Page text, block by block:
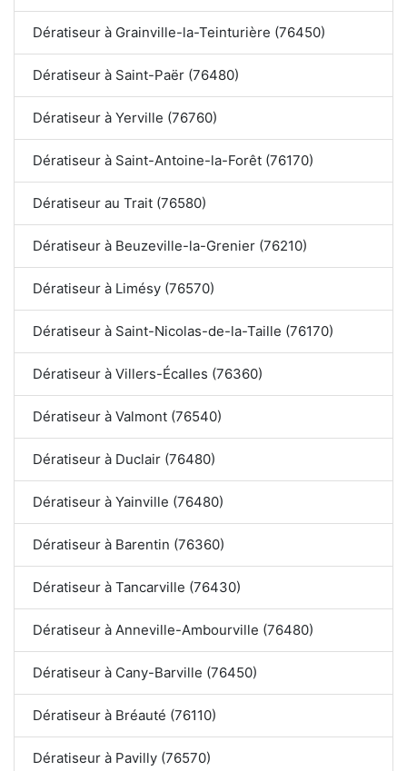
Dératiseur à Grainville-la-Teinturière (76450)
Dératiseur à Saint-Paër (76480)
Dératiseur à Yerville (76760)
Dératiseur à Saint-Antoine-la-Forêt (76170)
Dératiseur au Trait (76580)
Dératiseur à Beuzeville-la-Grenier (76210)
Dératiseur à Limésy (76570)
Dératiseur à Saint-Nicolas-de-la-Taille (76170)
Dératiseur à Villers-Écalles (76360)
Dératiseur à Valmont (76540)
Dératiseur à Duclair (76480)
Dératiseur à Yainville (76480)
Dératiseur à Barentin (76360)
Dératiseur à Tancarville (76430)
Dératiseur à Anneville-Ambourville (76480)
Dératiseur à Cany-Barville (76450)
Dératiseur à Bréauté (76110)
Dératiseur à Pavilly (76570)